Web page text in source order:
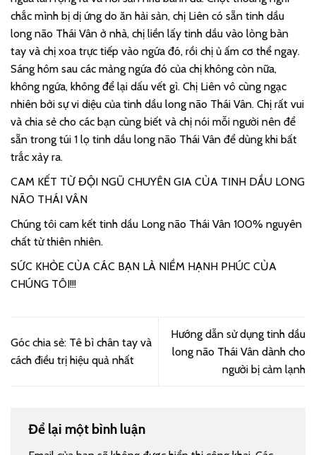
chắc mình bị dị ứng do ăn hải sản, chị Liên có sẵn tinh dầu
long não Thái Vân ở nhà, chị liền lấy tinh dầu vào lòng bàn
tay và chị xoa trực tiếp vào ngứa đó, rồi chị ủ ấm cơ thể ngay.
Sáng hôm sau các mảng ngứa đó của chị không còn nữa,
không ngứa, không để lại dấu vết gì. Chị Liên vô cùng ngạc
nhiên bởi sự vi diệu của tinh dầu long não Thái Vân. Chị rất vui
và chia sẻ cho các bạn cùng biết và chị nói mỗi người nên để
sẵn trong túi 1 lọ tinh dầu long não Thái Vân để dùng khi bất
trắc xảy ra.
CAM KẾT TỪ ĐỘI NGŨ CHUYÊN GIA CỦA TINH DẦU LONG
NÃO THÁI VÂN
Chúng tôi cam kết tinh dầu Long não Thái Vân 100% nguyên
chất từ thiên nhiên.
SỨC KHỎE CỦA CÁC BẠN LÀ NIỀM HẠNH PHÚC CỦA
CHÚNG TÔI!!!
Góc chia sẻ: Tê bì chân tay và
cách điều trị hiệu quả nhất
Hướng dẫn sử dụng tinh dầu
long não Thái Vân dành cho
người bị cảm lạnh
Để lại một bình luận